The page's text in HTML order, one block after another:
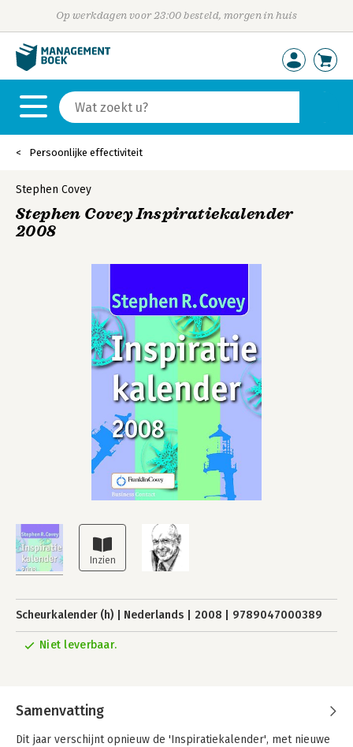
Op werkdagen voor 23:00 besteld, morgen in huis
Persoonlijke effectiviteit
Stephen Covey
Stephen Covey Inspiratiekalender
2008
Scheurkalender (h) Nederlands 2008 9789047000389
Niet leverbaar.
Samenvatting
Dit jaar verschijnt opnieuw de 'Inspiratiekalender', met nieuwe